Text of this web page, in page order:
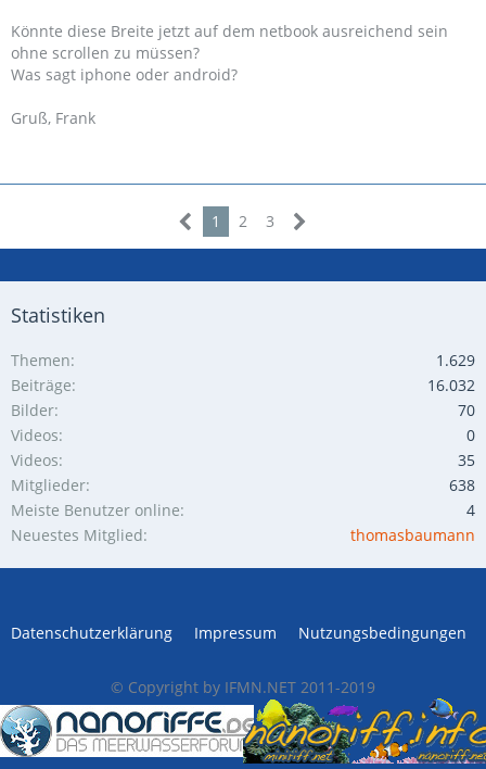
Könnte diese Breite jetzt auf dem netbook ausreichend sein
ohne scrollen zu müssen?
Was sagt iphone oder android?
Gruß, Frank
1 2 3
Statistiken
Themen
1.629
Beiträge
16.032
Bilder
70
Videos
0
Videos
35
Mitglieder
638
Meiste Benutzer online
4
Neuestes Mitglied
thomasbaumann
Datenschutzerklärung Impressum Nutzungsbedingungen
© Copyright by IFMN.NET 2011-2019